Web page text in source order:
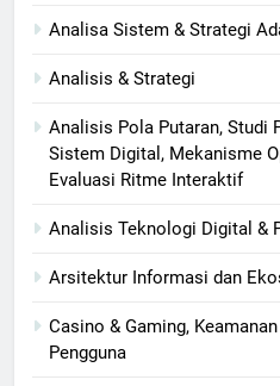
Analisa Sistem & Strategi
Analisis & Strategi
Analisis Pola Putaran, Studi
Sistem Digital, Mekanisme
Evaluasi Ritme Interaktif
Analisis Teknologi Digital &
Arsitektur Informasi dan
Casino & Gaming,
Pengguna